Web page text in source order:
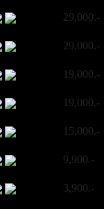
29,000.-
29,000.-
19,000.-
19,000.-
15,000.-
9,900.-
3,900.-